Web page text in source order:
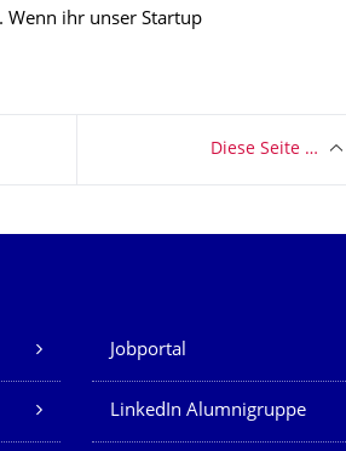
Wenn ihr unser Startup
Diese Seite …
Jobportal
LinkedIn Alumnigruppe